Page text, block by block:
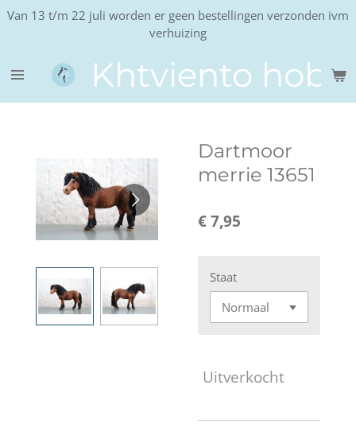
Ga
de
hoofdinhoud
Khtviento
Van 13 t/m 22 juli worden er geen bestellingen verzonden ivm
verhuizing
Dartmoor
merrie 13651
€ 7,95
Staat
Uitverkocht